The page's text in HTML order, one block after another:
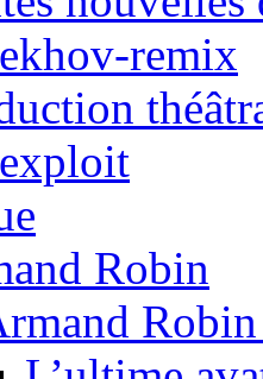
remix
Robin